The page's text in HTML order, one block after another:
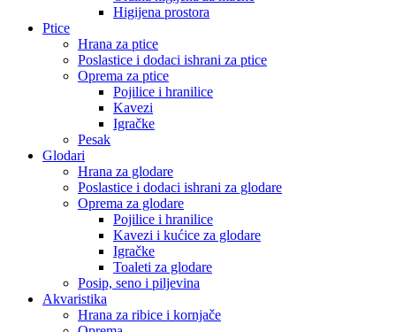
Higijena prostora
Ptice
Hrana za ptice
Poslastice i dodaci ishrani za ptice
Oprema za ptice
Pojilice i hranilice
Kavezi
Igračke
Pesak
Glodari
Hrana za glodare
Poslastice i dodaci ishrani za glodare
Oprema za glodare
Pojilice i hranilice
Kavezi i kućice za glodare
Igračke
Toaleti za glodare
Posip, seno i piljevina
Akvaristika
Hrana za ribice i kornjače